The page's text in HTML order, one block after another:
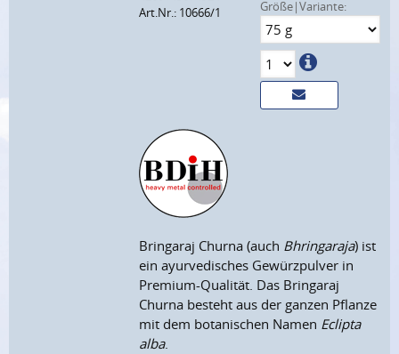
Art.Nr.: 10666/1
Größe|Variante:
Bringaraj Churna (auch Bhringaraja) ist
ein ayurvedisches Gewürzpulver in
Premium-Qualität. Das Bringaraj
Churna besteht aus der ganzen Pflanze
mit dem botanischen Namen Eclipta
alba.